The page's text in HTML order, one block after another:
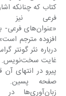
فرعی
افزوده مترجم
غایت